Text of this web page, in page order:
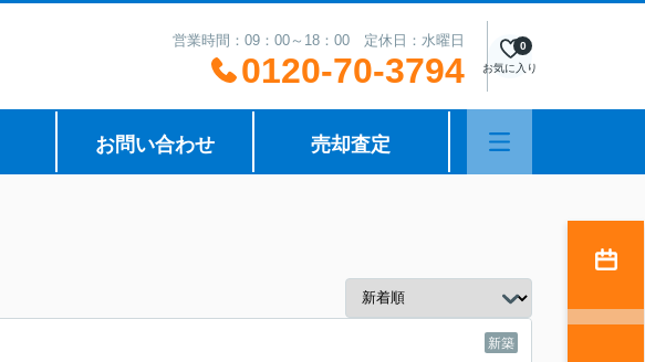
営業時間：09：00～18：00 定休日：水曜日
0120-70-3794 お気に入り
0
お問い合わせ 売却査定
新築